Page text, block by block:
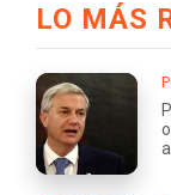
LO MÁS